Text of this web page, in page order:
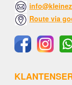
Route via